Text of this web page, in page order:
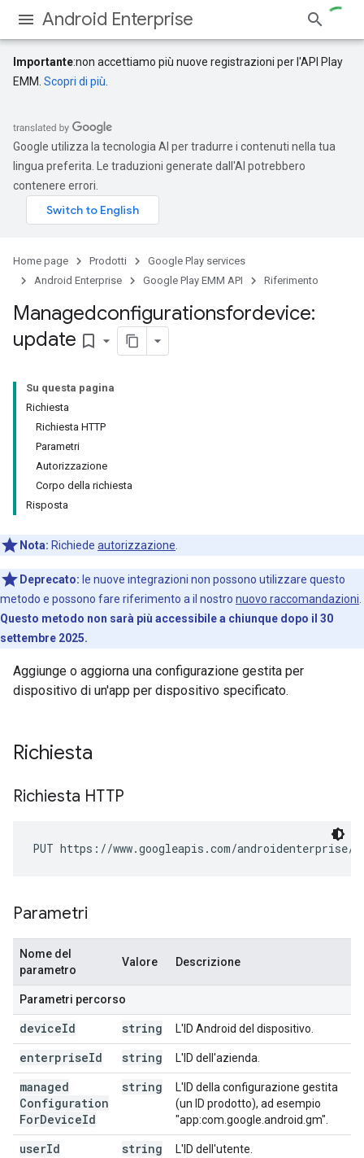
Android Enterprise
Importante:non accettiamo più nuove registrazioni per l'API Play
EMM. Scopri di più
Google utilizza la tecnologia AI per tradurre i contenuti nella tua
lingua preferita. Le traduzioni generate dall'AI potrebbero
contenere errori.
Home page Prodotti
Google Play services
Android Enterprise
Google Play EMM API Riferimento
Managedconfigurationsfordevice:
update bookmark_border
Su questa pagina
Richiesta
Richiesta HTTP
Parametri
Autorizzazione
Corpo della richiesta
Risposta
Nota: Richiede autorizzazione
Deprecato: le nuove integrazioni non possono utilizzare questo
metodo e possono fare riferimento a il nostro nuovo raccomandazioni
Questo metodo non sarà più accessibile a chiunque dopo il 30
settembre 2025.
Aggiunge o aggiorna una configurazione gestita per
dispositivo di un'app per dispositivo specificato.
Richiesta
Richiesta HTTP
PUT https://www.googleapis.com/androidenterprise/
Parametri
Nome del
parametro
Valore Descrizione
Parametri percorso
deviceId string L'ID Android del dispositivo.
enterpriseId string L'ID dell'azienda.
managed
Configuration
ForDeviceId
string
L'ID della configurazione gestita
(un ID prodotto), ad esempio
"app:com.google.android.gm".
userId string L'ID dell'utente.